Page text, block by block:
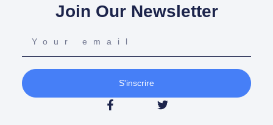
Join Our Newsletter
S'inscrire